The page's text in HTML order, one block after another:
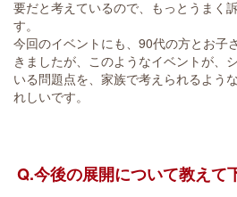
要だと考えているので、もっとうまく
す。
今回のイベントにも、90代の方とお子
きましたが、このようなイベントが、
いる問題点を、家族で考えられるよう
れしいです。
Q.今後の展開について教えて